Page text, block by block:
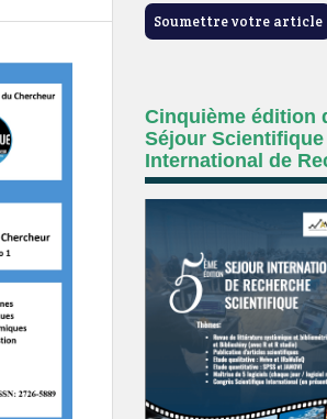
Soumettre votre article
Cinquième édition
Séjour Scientifique
International de